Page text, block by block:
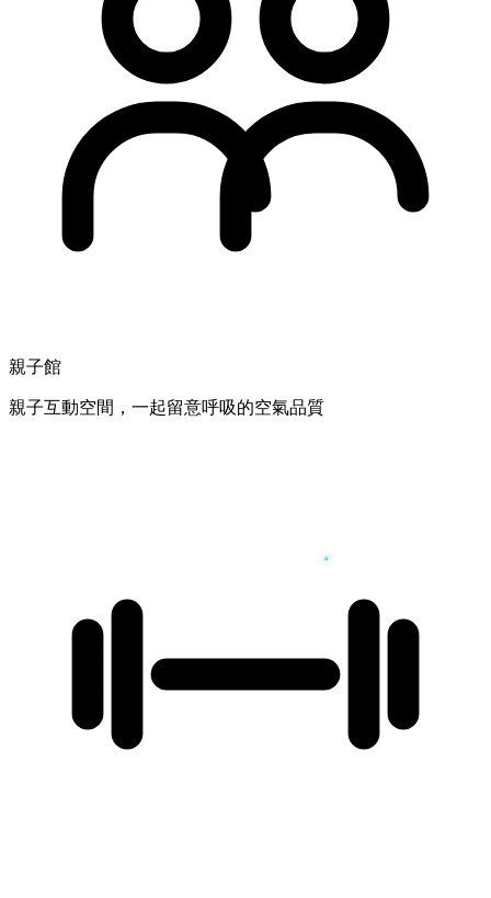
親子館
親子互動空間，一起留意呼吸的空氣品質